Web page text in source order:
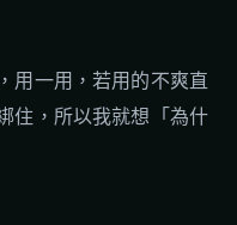
用一用，若用的不爽直
住，所以我就想「為什